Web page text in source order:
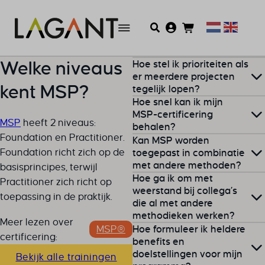
Welke niveaus
kent MSP?
MSP heeft 2 niveaus:
Foundation en Practitioner.
Foundation richt zich op de
basisprincipes, terwijl
Practitioner zich richt op
toepassing in de praktijk.
Meer lezen over
certificering:
MSP®
Bekijk alle trainingen
Hoe stel ik prioriteiten als
er meerdere projecten
tegelijk lopen?
Zorg eerst voor een heldere
programmavisie: wat wil je
als organisatie bereiken met
deze verzameling
projecten? Gebruik
vervolgens de ‘Blueprint’ uit
MSPom te bepalen welke
projecten essentieel zijn en
welke ondersteunend. Met
een duidelijke roadmap kun
je de beschikbare middelen,
Hoe snel kan ik mijn
MSP-certificering
behalen?
Afhankelijk van jouw
studietempo kun je de
certificeringbinnen enkele
weken behalen.
Kan MSP worden
toegepast in combinatie
met andere methoden?
Ja,MSPwerkt uitstekend
samen met methoden zoals
PRINCE2,AgileenLean Six
Sigma.
Hoe ga ik om met
weerstand bij collega’s
die al met andere
methodieken werken?
Weerstand komt vaak voort
uit onduidelijkheid. Leg
Hoe formuleer ik heldere
benefits en
doelstellingen voor mijn